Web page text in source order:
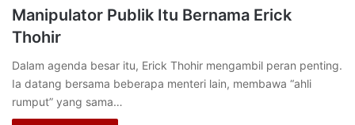
Manipulator Publik Itu Bernama Erick
Thohir
Dalam agenda besar itu, Erick Thohir mengambil peran penting.
Ia datang bersama beberapa menteri lain, membawa “ahli
rumput” yang sama…